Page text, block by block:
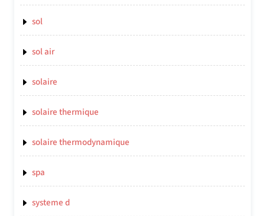
sol
sol air
solaire
solaire thermique
solaire thermodynamique
spa
systeme d